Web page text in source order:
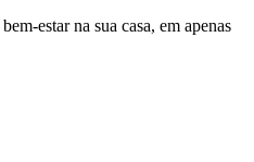
estar na sua casa, em apenas